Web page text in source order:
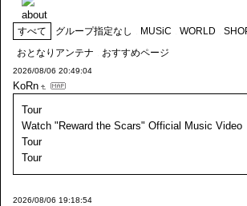
about
すべて グループ指定なし MUSiC WORLD
おとなりアンテナ
おすすめページ
2026/08/06 20:49:04
KoRn
Tour
Watch "Reward the Scars" Official Music Video
Tour
Tour
2026/08/06 19:18:54